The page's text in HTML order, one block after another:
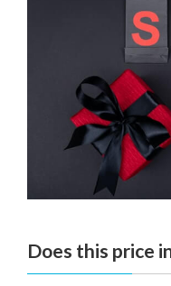
Does this price